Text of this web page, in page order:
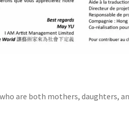
are both mothers, daughters,